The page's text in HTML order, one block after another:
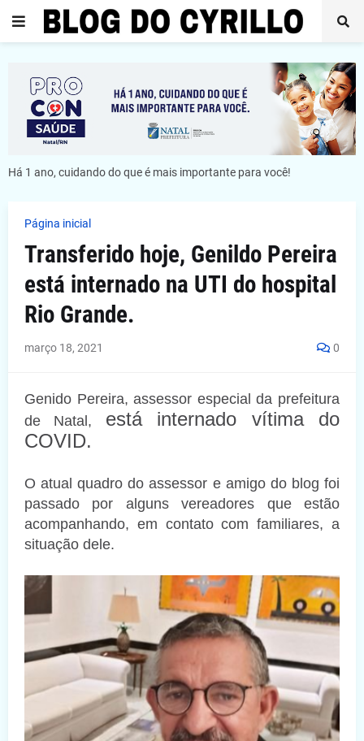
Há 1 ano, cuidando do que é mais importante para você!
Página inicial
Transferido hoje, Genildo Pereira
está internado na UTI do hospital
Rio Grande.
março 18, 2021 0
Genido Pereira, assessor especial da prefeitura
de Natal, está internado vítima do
COVID.
O atual quadro do assessor e amigo do blog foi
passado por alguns vereadores que estão
acompanhando, em contato com familiares, a
situação dele.